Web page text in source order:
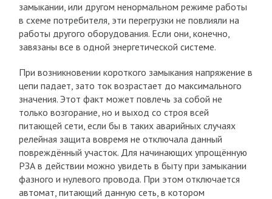
замыкании, или другом ненормальном режиме работы
в схеме потребителя, эти перегрузки не повлияли на
работы другого оборудования. Если они, конечно,
завязаны все в одной энергетической системе.
При возникновении короткого замыкания напряжение в
цепи падает, зато ток возрастает до максимального
значения. Этот факт может повлечь за собой не
только возгорание, но и выход со строя всей
питающей сети, если бы в таких аварийных случаях
релейная защита вовремя не отключала данный
повреждённый участок. Для начинающих упрощённую
РЗА в действии можно увидеть в быту при замыкании
фазного и нулевого провода. При этом отключается
автомат, питающий данную сеть, в котором